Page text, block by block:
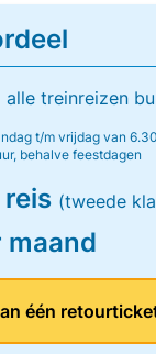
treinreizen
t/m vrijdag van
behalve feestdagen
(tweede
maand
één